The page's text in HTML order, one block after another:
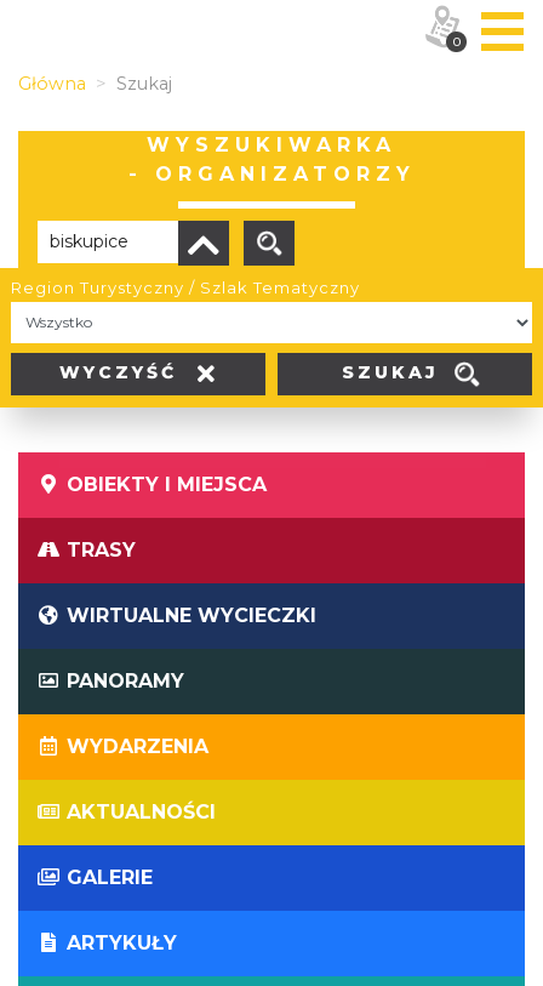
Główna Szukaj
WYSZUKIWARKA
- ORGANIZATORZY
Region Turystyczny / Szlak Tematyczny
WYCZYŚĆ SZUKAJ
Brak wyników
OBIEKTY I MIEJSCA
TRASY
WIRTUALNE WYCIECZKI
PANORAMY
WYDARZENIA
AKTUALNOŚCI
GALERIE
ARTYKUŁY
0